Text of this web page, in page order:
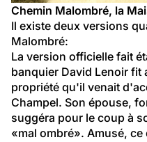
Chemin Malombré, la
Il existe deux versions
Malombré:
La version officielle fait
banquier David Lenoir fit
propriété qu'il venait
Champel. Son épouse,
suggéra pour le coup à
«mal ombré». Amusé,